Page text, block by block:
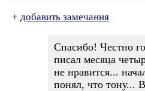
+ добавить замечания
Спасибо! Честно
писал месяца
не нравится...
понял, что тону...